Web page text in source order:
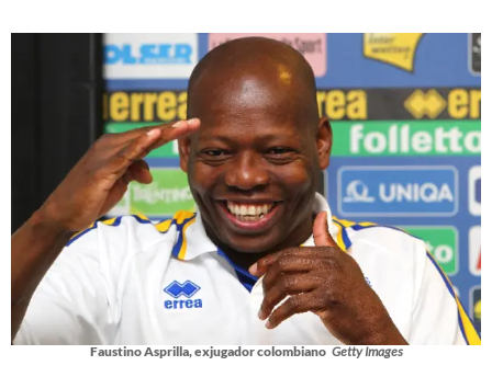
Faustino Asprilla, exjugador colombiano Getty Images